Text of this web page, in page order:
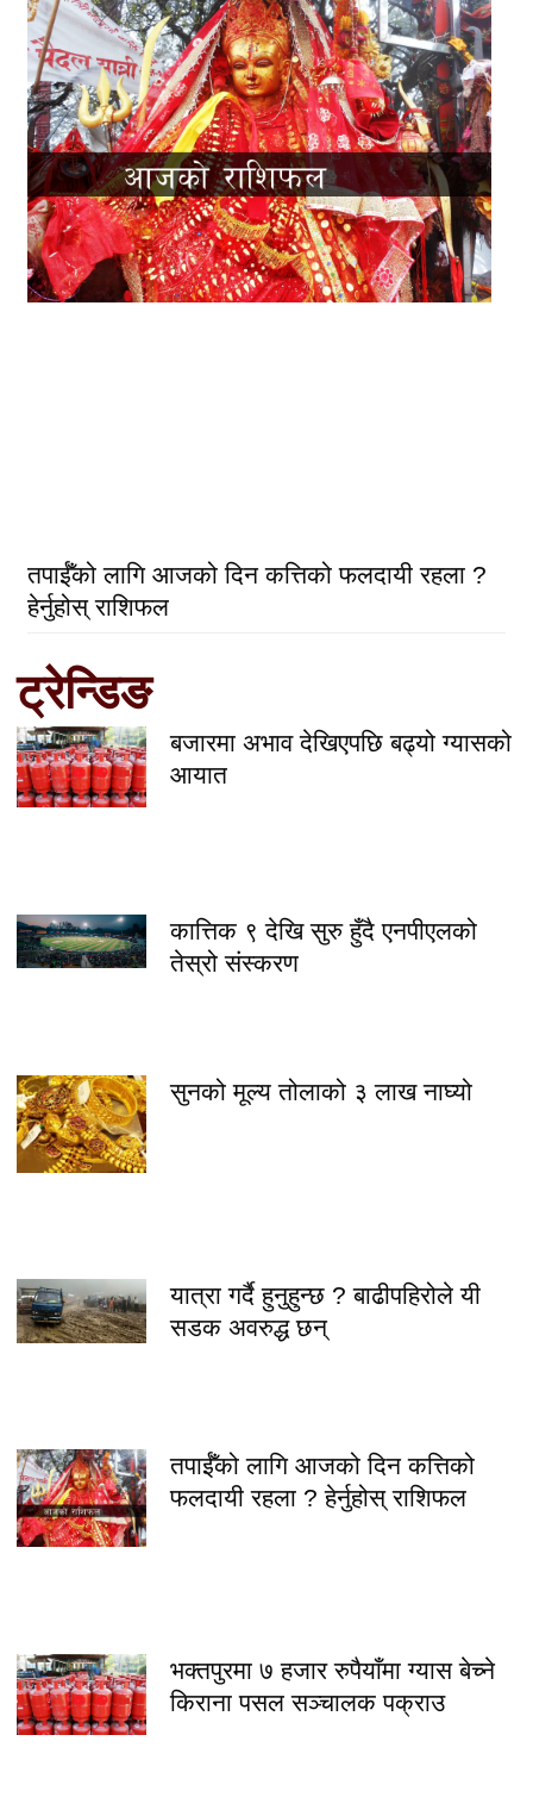
तपाईँको लागि आजको दिन कत्तिको फलदायी रहला ?
हेर्नुहोस् राशिफल
ट्रेन्डिङ
बजारमा अभाव देखिएपछि बढ्यो ग्यासको
आयात
कात्तिक ९ देखि सुरु हुँदै एनपीएलको
तेस्रो संस्करण
सुनको मूल्य तोलाको ३ लाख नाघ्यो
यात्रा गर्दै हुनुहुन्छ ? बाढीपहिरोले यी
सडक अवरुद्ध छन्
तपाईँको लागि आजको दिन कत्तिको
फलदायी रहला ? हेर्नुहोस् राशिफल
भक्तपुरमा ७ हजार रुपैयाँमा ग्यास बेच्ने
किराना पसल सञ्चालक पक्राउ